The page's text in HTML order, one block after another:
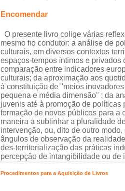
Encomendar
O presente livro colige várias
mesmo fio condutor: a análise de
culturais, em diversos contextos
espaços-tempos íntimos e privados
comparação entre indicadores
culturais; da aproximação aos
à constituição de "meios
pequena e média dimensão" ; da
juvenis até à promoção de políticas
formação de novos públicos para a
maneira a sublinhar a pluralidade
intervenção, ou, dito de outro
ângulos de observação da
des-territorialização das práticas
percepção de intangibilidade ou de
Procedimentos para a Aquisição de Livros